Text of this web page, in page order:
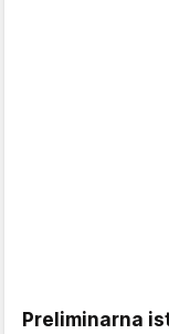
Preliminarna